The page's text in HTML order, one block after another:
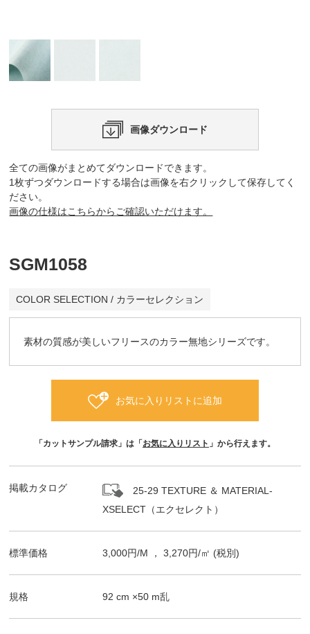
画像ダウンロード
全ての画像がまとめてダウンロードできます。
1枚ずつダウンロードする場合は画像を右クリックして保存してく
ださい。
画像の仕様はこちらからご確認いただけます。
SGM1058
COLOR SELECTION / カラーセレクション
素材の質感が美しいフリースのカラー無地シリーズです。
お気に入りリストに追加
「カットサンプル請求」は「 お気に入りリスト 」から行えます。
掲載カタログ
25-29 TEXTURE ＆ MATERIAL-
XSELECT（エクセレクト）
標準価格 3,000円/M ，3,270円/㎡ (税別)
規格 92 cm ×50 m乱